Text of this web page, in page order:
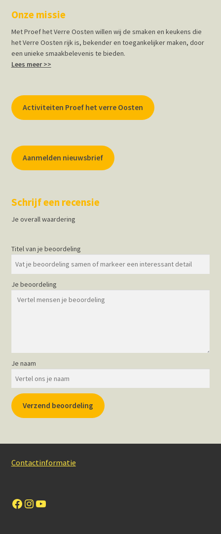
Onze missie
Met Proef het Verre Oosten willen wij de smaken en keukens die
het Verre Oosten rijk is, bekender en toegankelijker maken, door
een unieke smaakbelevenis te bieden.
Lees meer >>
Activiteiten Proef het verre Oosten
Aanmelden nieuwsbrief
Schrijf een recensie
Je overall waardering
Titel van je beoordeling
Je beoordeling
Je naam
Verzend beoordeling
Contactinformatie
Facebook
Instagram
YouTube